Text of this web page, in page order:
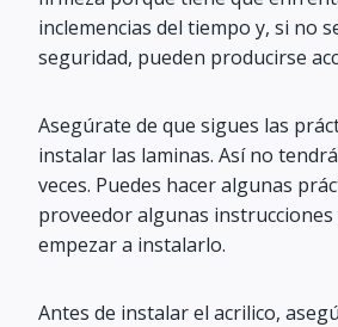
inclemencias del tiempo y, si no
seguridad, pueden producirse
Asegúrate de que sigues las
instalar las laminas. Así no
veces. Puedes hacer algunas
proveedor algunas instrucciones
empezar a instalarlo.
Antes de instalar el acrilico,